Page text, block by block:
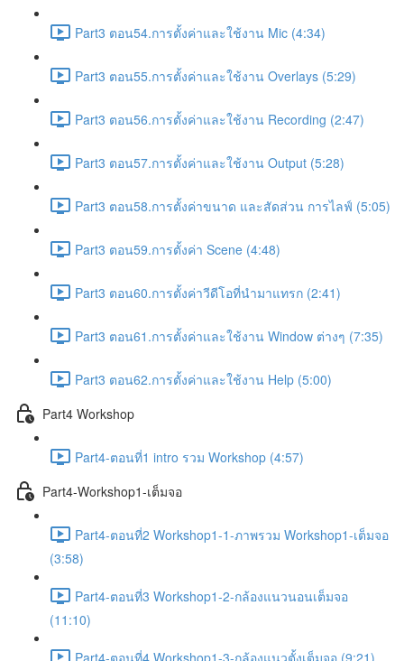
Part3 ตอน54.การตั้งค่าและใช้งาน Mic (4:34)
Part3 ตอน55.การตั้งค่าและใช้งาน Overlays (5:29)
Part3 ตอน56.การตั้งค่าและใช้งาน Recording (2:47)
Part3 ตอน57.การตั้งค่าและใช้งาน Output (5:28)
Part3 ตอน58.การตั้งค่าขนาด และสัดส่วน การไลฟ์ (5:05)
Part3 ตอน59.การตั้งค่า Scene (4:48)
Part3 ตอน60.การตั้งค่าวีดีโอที่นำมาแทรก (2:41)
Part3 ตอน61.การตั้งค่าและใช้งาน Window ต่างๆ (7:35)
Part3 ตอน62.การตั้งค่าและใช้งาน Help (5:00)
Part4 Workshop
Part4-ตอนที่1 intro รวม Workshop (4:57)
Part4-Workshop1-เต็มจอ
Part4-ตอนที่2 Workshop1-1-ภาพรวม Workshop1-เต็มจอ
(3:58)
Part4-ตอนที่3 Workshop1-2-กล้องแนวนอนเต็มจอ
(11:10)
Part4-ตอนที่4 Workshop1-3-กล้องแนวตั้งเต็มจอ (9:21)